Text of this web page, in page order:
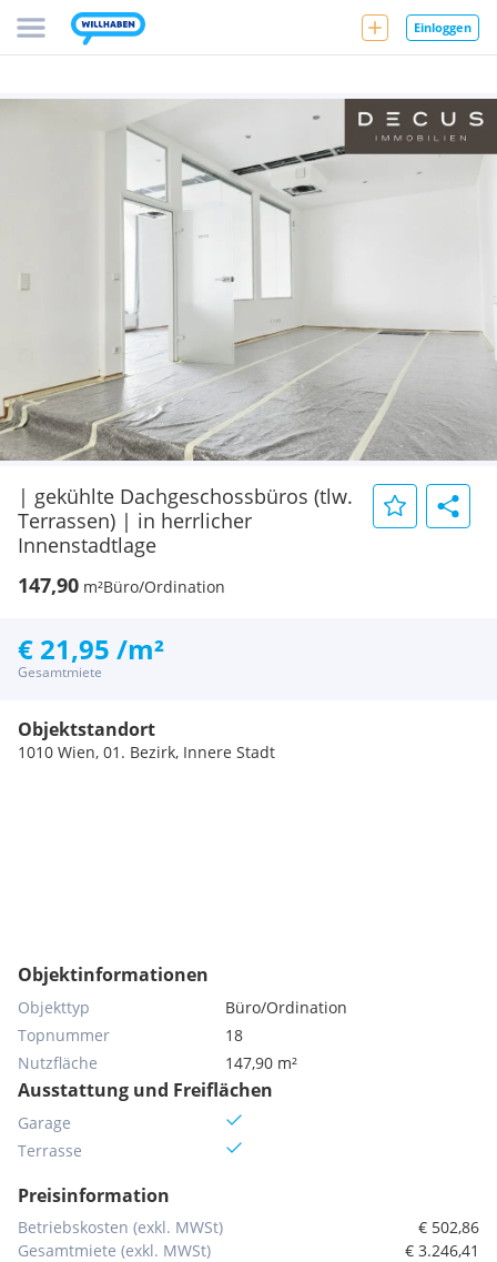
Einloggen
| gekühlte Dachgeschossbüros (tlw.
Terrassen) | in herrlicher
Innenstadtlage
147,90 m²Büro/Ordination
€ 21,95 /m²
Gesamtmiete
Objektstandort
1010 Wien, 01. Bezirk, Innere Stadt
Objektinformationen
Objekttyp
Büro/Ordination
Topnummer
18
Nutzfläche
147,90 m²
Ausstattung und Freiflächen
Garage
Terrasse
Preisinformation
Betriebskosten (exkl. MWSt)
€ 502,86
Gesamtmiete (exkl. MWSt)
€ 3.246,41